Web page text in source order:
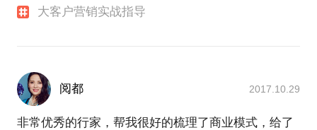
大客户营销实战指导
阅都 2017.10.29
非常优秀的行家，帮我很好的梳理了商业模式，给了